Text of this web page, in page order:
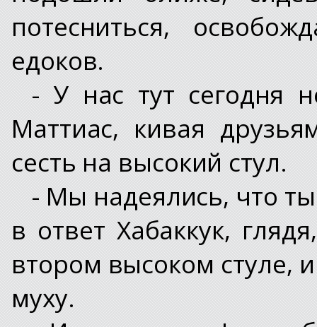
потесниться,
едоков.
- У нас тут сегодня
Маттиас, кивая
сесть на высокий стул.
- Мы надеялись, что
в ответ Хабаккук,
втором высоком стуле,
муху.